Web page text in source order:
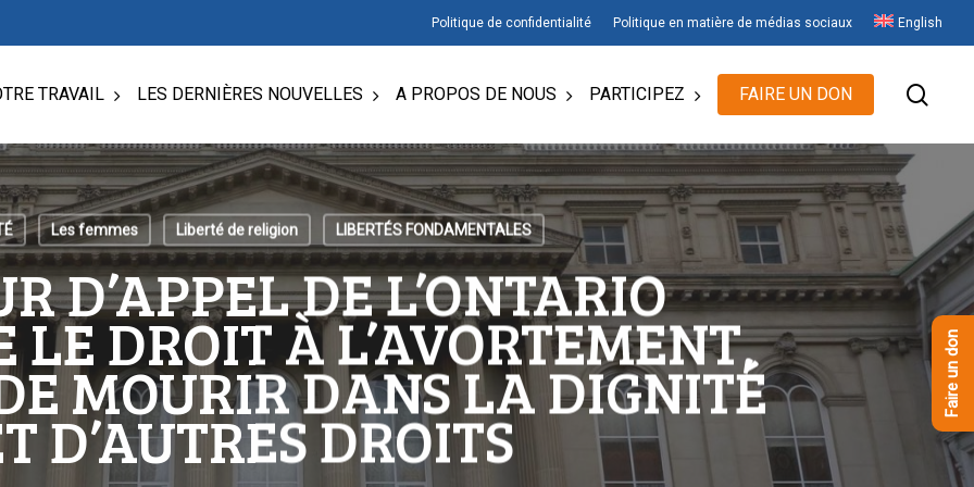
Politique de confidentialité Politique en matière de médias sociaux English
TRAVAIL LES DERNIÈRES NOUVELLES A PROPOS DE NOUS PARTICIPEZ FAIRE UN DON
Les femmes Liberté de religion LIBERTÉS FONDAMENTALES
D’APPEL DE L’ONTARIO
LE DROIT À L’AVORTEMENT,
MOURIR DANS LA DIGNITÉ
D’AUTRES DROITS
Faire un don